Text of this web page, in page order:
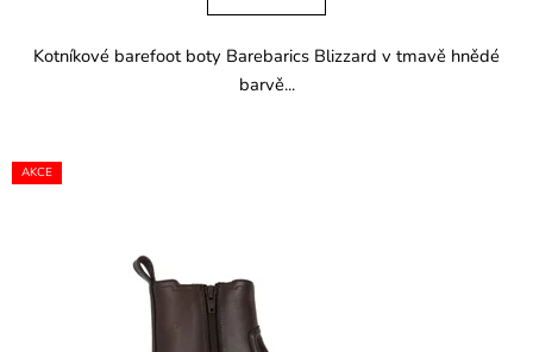
Kotníkové barefoot boty Barebarics Blizzard v tmavě hnědé
barvě...
AKCE